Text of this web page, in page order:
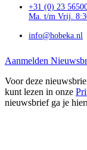
+31 (0) 23
Ma. t/m Vrij.
info@hobeka.nl
Aanmelden
Voor deze
kunt lezen in onze
nieuwsbrief ga je